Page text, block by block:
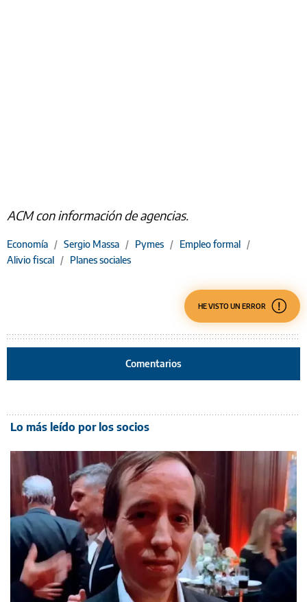
ACM con información de agencias.
Economía / Sergio Massa / Pymes / Empleo formal /
Alivio fiscal / Planes sociales
HE VISTO UN ERROR
Comentarios
Lo más leído por los socios